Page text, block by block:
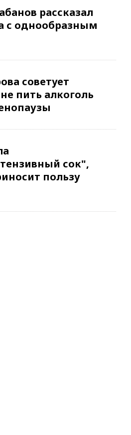
рассказал
с однообразным
советует
пить алкоголь
сок",
пользу